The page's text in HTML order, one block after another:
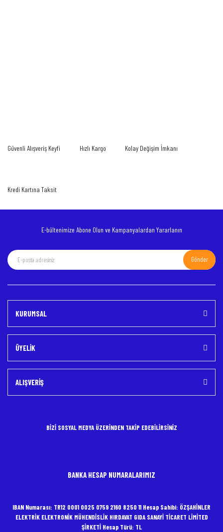
Ürün açıklamasında eksik bilgiler bulunuyor.
Güvenli Alışveriş Keyfi Hızlı Kargo Kolay Değişim İmkanı
Kredi Kartına Taksit
E-bültenimize Abone Olun ve Kampanyalardan Yararlanın
Gönder
KURUMSAL
ÜYELİK
ALIŞVERİŞ
BİZİ SOSYAL MEDYA ÜZERİNDEN TAKİP EDEBİLİRSİNİZ
BANKA HESAP NUMARALARIMIZ
IBAN Numarası: TR12 0001 0025 0759 2160 8250 11 Hesap Sahibi: ÖZŞAHİNLER
ELEKTRİK ELEKTRONİK MÜHENDİSLİK HIRDAVAT GIDA SANAYİ TİCARET LİMİTED
ŞİRKETİ Hesap Türü: TL